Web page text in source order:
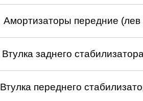
Амортизаторы передние
Втулка заднего
Втулка переднего